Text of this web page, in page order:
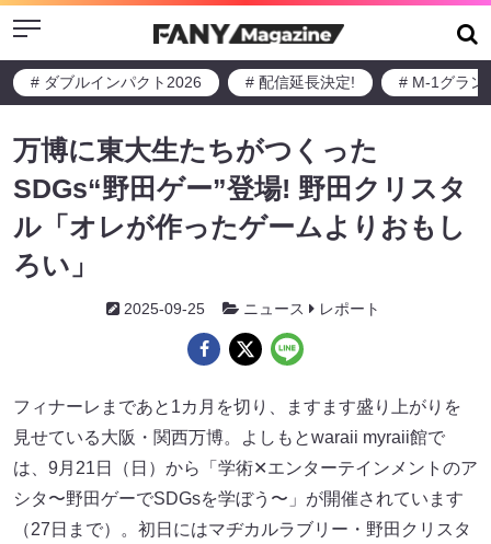
Menu
# ダブルインパクト2026 # 配信延長決定! # M-1グラン
万博に東大生たちがつくった
SDGs“野田ゲー”登場! 野田クリスタ
ル「オレが作ったゲームよりおもし
ろい」
2025-09-25 ニュース レポート
フィナーレまであと1カ月を切り、ますます盛り上がりを
見せている大阪・関西万博。よしもとwaraii myraii館で
は、9月21日（日）から「学術✕エンターテインメントのア
シタ〜野田ゲーでSDGsを学ぼう〜」が開催されています
（27日まで）。初日にはマヂカルラブリー・野田クリスタ